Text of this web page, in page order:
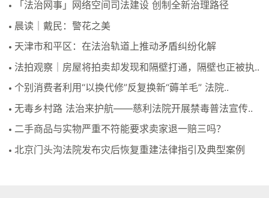
「法治网事」网络空间司法建设 创制全新治理路径
晨读｜戴民：警花之美
天津市和平区：在法治轨道上推动矛盾纠纷化解
法拍观察｜房屋将拍卖却发现和隔壁打通，隔壁也正被执..
个别消费者利用“以换代修”反复换新“薅羊毛” 法院..
无毒乡村路 法治来护航——慈利法院开展禁毒普法宣传..
二手商品与实物严重不符能要求卖家退一赔三吗？
北京门头沟法院发布灾后恢复重建法律指引及典型案例